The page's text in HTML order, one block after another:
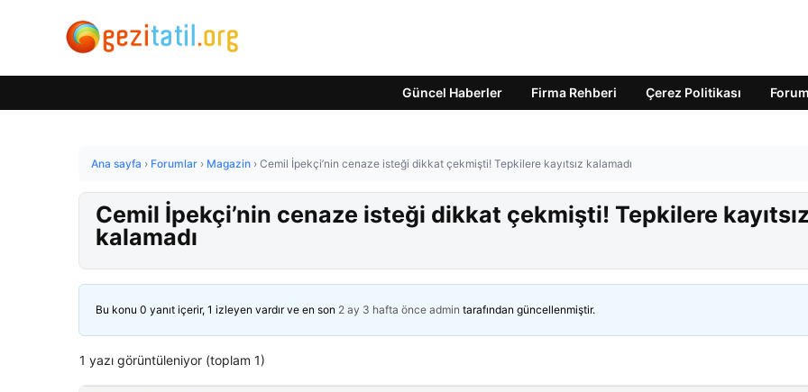
Güncel Haberler Firma Rehberi Çerez Politikası Forum
Ana sayfa › Forumlar › Magazin › Cemil İpekçi’nin cenaze isteği dikkat çekmişti! Tepkilere kayıtsız kalamadı
Cemil İpekçi’nin cenaze isteği dikkat çekmişti! Tepkilere kayıtsız
kalamadı
Bu konu 0 yanıt içerir, 1 izleyen vardır ve en son 2 ay 3 hafta önce admin tarafından güncellenmiştir.
1 yazı görüntüleniyor (toplam 1)